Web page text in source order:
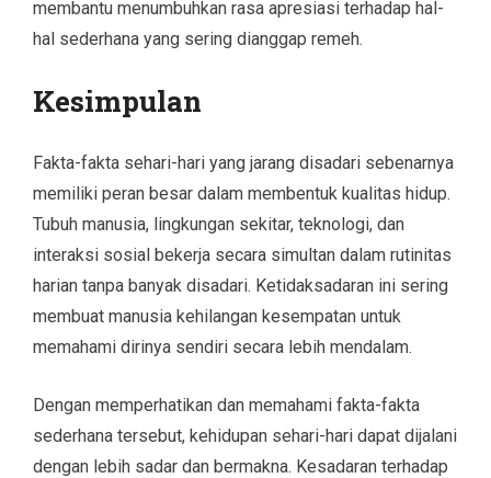
membantu menumbuhkan rasa apresiasi terhadap hal-
hal sederhana yang sering dianggap remeh.
Kesimpulan
Fakta-fakta sehari-hari yang jarang disadari sebenarnya
memiliki peran besar dalam membentuk kualitas hidup.
Tubuh manusia, lingkungan sekitar, teknologi, dan
interaksi sosial bekerja secara simultan dalam rutinitas
harian tanpa banyak disadari. Ketidaksadaran ini sering
membuat manusia kehilangan kesempatan untuk
memahami dirinya sendiri secara lebih mendalam.
Dengan memperhatikan dan memahami fakta-fakta
sederhana tersebut, kehidupan sehari-hari dapat dijalani
dengan lebih sadar dan bermakna. Kesadaran terhadap